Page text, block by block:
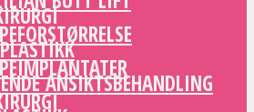
ANSIKTSBEHANDLING